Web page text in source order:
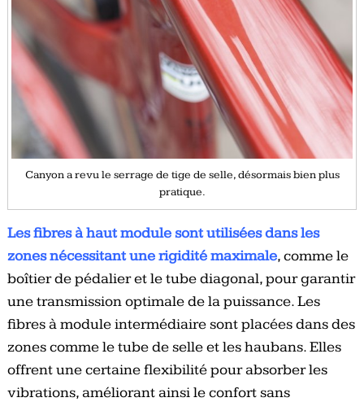
Canyon a revu le serrage de tige de selle, désormais bien plus
pratique.
Les fibres à haut module sont utilisées dans les
zones nécessitant une rigidité maximale, comme le
boîtier de pédalier et le tube diagonal, pour garantir
une transmission optimale de la puissance. Les
fibres à module intermédiaire sont placées dans des
zones comme le tube de selle et les haubans. Elles
offrent une certaine flexibilité pour absorber les
vibrations, améliorant ainsi le confort sans